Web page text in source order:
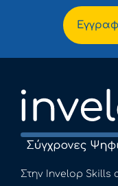
Στην Invelop Skills